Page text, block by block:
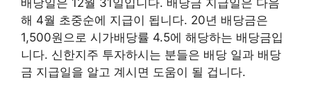
배당일은 12월 31일입니다. 배당금 지급일은 다음
해 4월 초중순에 지급이 됩니다. 20년 배당금은
1,500원으로 시가배당률 4.5에 해당하는 배당금입
니다. 신한지주 투자하시는 분들은 배당 일과 배당
금 지급일을 알고 계시면 도움이 될 겁니다.